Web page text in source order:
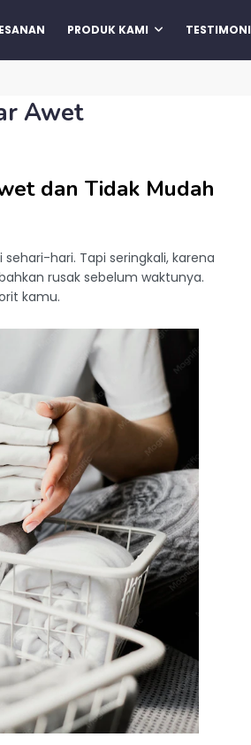
PRODUK KAMI TESTIMONI
Awet
dan Tidak Mudah
hari. Tapi seringkali, karena
rusak sebelum waktunya.
kamu.